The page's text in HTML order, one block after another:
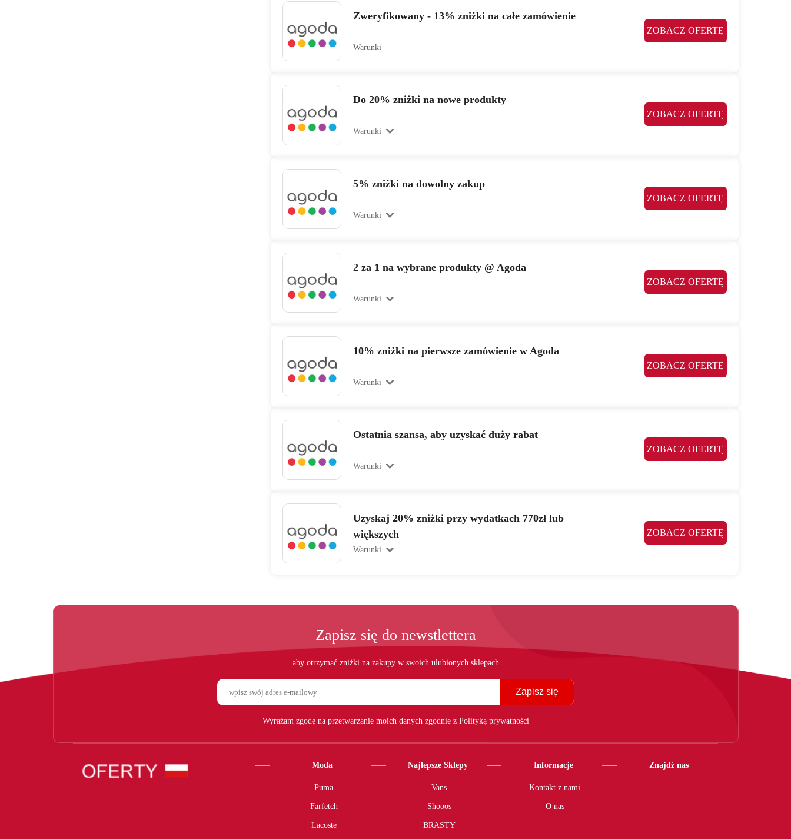
Zweryfikowany - 13% zniżki na całe zamówienie
ZOBACZ OFERTĘ
Warunki
Do 20% zniżki na nowe produkty
ZOBACZ OFERTĘ
Warunki
5% zniżki na dowolny zakup
ZOBACZ OFERTĘ
Warunki
2 za 1 na wybrane produkty @ Agoda
ZOBACZ OFERTĘ
Warunki
10% zniżki na pierwsze zamówienie w Agoda
ZOBACZ OFERTĘ
Warunki
Ostatnia szansa, aby uzyskać duży rabat
ZOBACZ OFERTĘ
Warunki
Uzyskaj 20% zniżki przy wydatkach 770zł lub
większych
ZOBACZ OFERTĘ
Warunki
Zapisz się do newstlettera
aby otrzymać zniżki na zakupy w swoich ulubionych sklepach
Zapisz się
Wyrażam zgodę na przetwarzanie moich danych zgodnie z Polityką prywatności
Moda
Puma
Farfetch
Lacoste
Najlepsze Sklepy
Vans
Shooos
BRASTY
Informacje
Kontakt z nami
O nas
Znajdź nas